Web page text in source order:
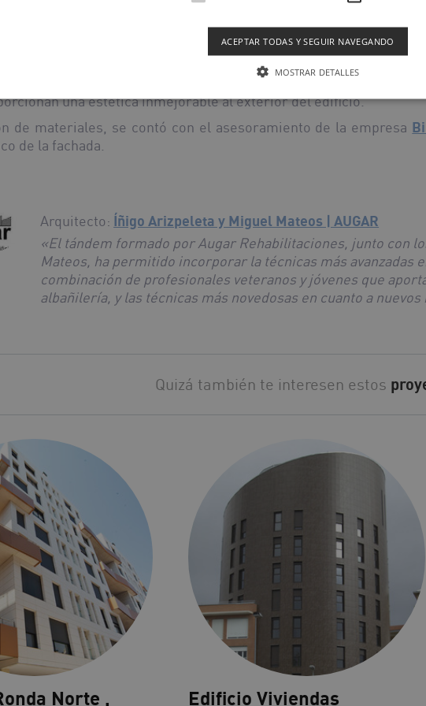
edificio se emplearon más de
de un modo único.
junto con José Luis Ausín
la fachada la
en formato 100x50 y colores
una estética inmejorable al exterior del edificio.
de materiales, se contó con el asesoramiento de la empresa
de la fachada.
Arquitecto: Íñigo Arizpeleta y Miguel Mateos | AUGAR
«El tándem formado por Augar Rehabilitaciones, junto con
Mateos, ha permitido incorporar la técnicas más avanzadas
combinación de profesionales veteranos y jóvenes que
albañilería, y las técnicas más novedosas en cuanto a
Quizá también te interesen estos
Norte , Edificio Viviendas
ACEPTAR TODAS Y SEGUIR NAVEGANDO
MOSTRAR DETALLES